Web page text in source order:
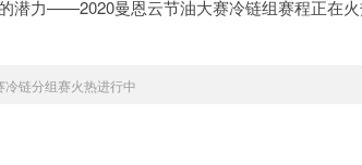
潜力——2020曼恩云节油大赛冷链组赛程正在
链分组赛火热进行中